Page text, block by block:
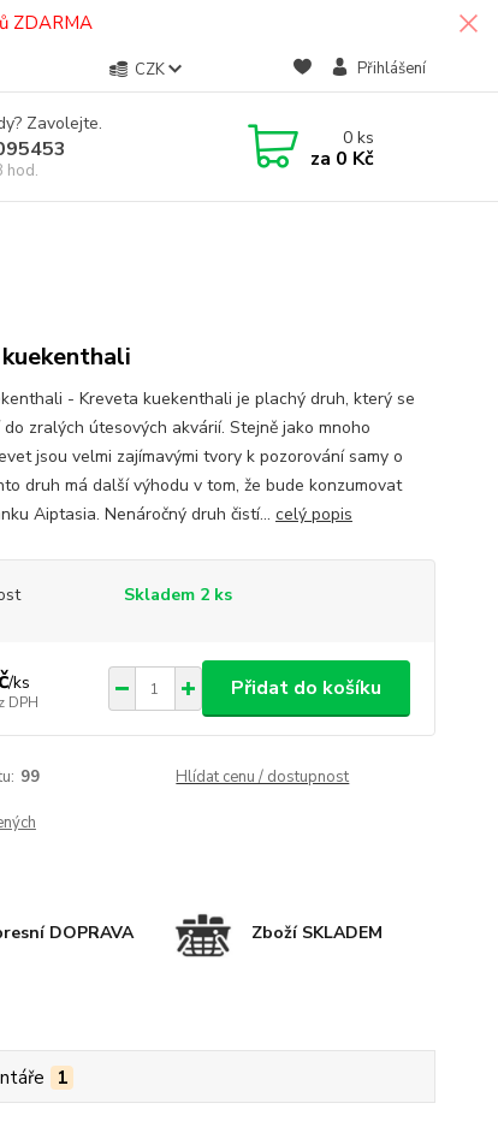
ZDARMA
CZK Přihlášení
Zavolejte.
hod.
0ks
za 0 Kč
- Kreveta kuekenthali je plachý druh, který se
zralých útesových akvárií. Stejně jako mnoho
jsou velmi zajímavými tvory k pozorování samy o
druh má další výhodu v tom, že bude konzumovat
Aiptasia. Nenáročný druh čistí... celý popis
Skladem 2 ks
/ks
DPH
Přidat do košíku
99 Hlídat cenu / dostupnost
DOPRAVA Zboží SKLADEM
1